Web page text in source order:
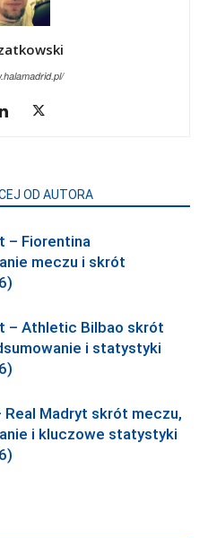
OD AUTORA
– Fiorentina
meczu i skrót
– Athletic Bilbao skrót
i statystyki
Real Madryt skrót meczu,
i kluczowe statystyki